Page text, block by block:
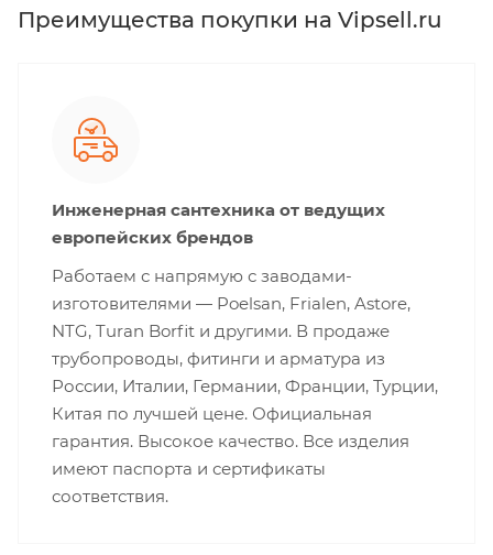
Преимущества покупки на Vipsell.ru
Инженерная сантехника от ведущих
европейских брендов
Работаем с напрямую с заводами-
изготовителями — Poelsan, Frialen, Astore,
NTG, Turan Borfit и другими. В продаже
трубопроводы, фитинги и арматура из
России, Италии, Германии, Франции, Турции,
Китая по лучшей цене. Официальная
гарантия. Высокое качество. Все изделия
имеют паспорта и сертификаты
соответствия.